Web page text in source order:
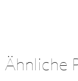
Ähnliche